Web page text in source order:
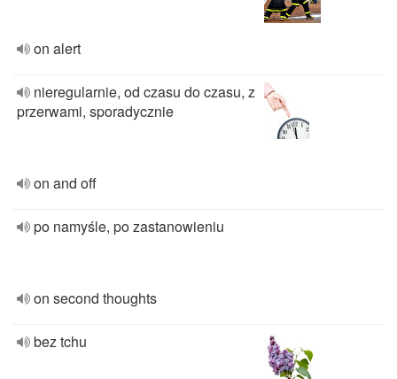
on alert
nieregularnie, od czasu do czasu, z
przerwami, sporadycznie
on and off
po namyśle, po zastanowieniu
on second thoughts
bez tchu